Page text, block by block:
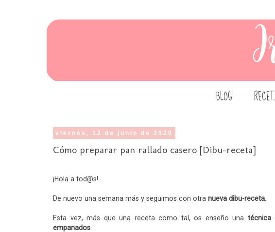
BLOG
viernes, 12 de junio de 2020
Cómo preparar pan rallado casero [Dibu-receta]
¡Hola a tod@s!
De nuevo una semana más y seguimos con otra nueva dibu-receta
Esta vez, más que una receta como tal, os enseño una técnica
empanados